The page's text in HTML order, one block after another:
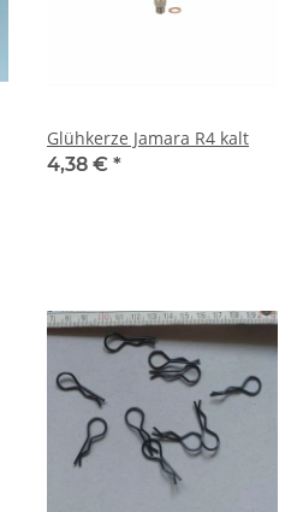
Glühkerze Jamara R4 kalt
4,38 € *